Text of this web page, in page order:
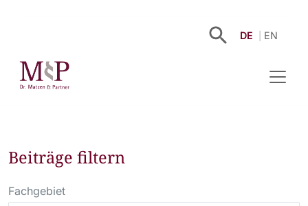
DE EN
Beiträge filtern
Fachgebiet